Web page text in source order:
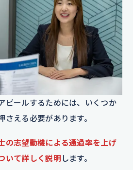
ピールするためには、いくつか
える必要があります。
の志望動機による通過率を上げ
いて詳しく説明 します。